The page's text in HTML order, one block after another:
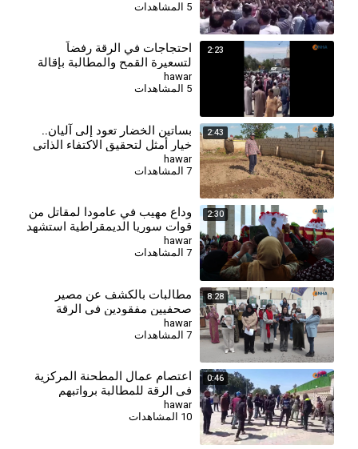
5 المشاهدات
2:23
احتجاجات في الرقة رفضاً
لتسعيرة القمح والمطالبة بإقالة
وزير الاقتصاد
hawar
2:43
بساتين الخضار تعود إلى آليان..
خيار أمثل لتحقيق الاكتفاء الذاتي
hawar
7 المشاهدات
2:30
وداع مهيب في عامودا لمقاتل من
قوات سوريا الديمقراطية استشهد
في الرقة
hawar
7 المشاهدات
8:28
⁣مطالبات بالكشف عن مصير
صحفيين مفقودين في الرقة
وتحميل المسؤولية للحكومة
المؤقتة
hawar
7 المشاهدات
0:46
اعتصام عمال المطحنة المركزية
في الرقة للمطالبة برواتبهم
hawar
10 المشاهدات